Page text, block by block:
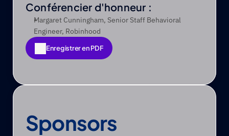
Conférencier d'honneur :
Margaret Cunningham, Senior Staff Behavioral
Engineer, Robinhood
Enregistrer en PDF
Enregistrer en PDF
Sponsors